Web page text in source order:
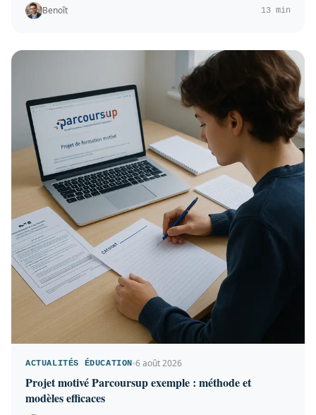
Benoît 13 min
ACTUALITÉS ÉDUCATION 6 août 2026
Projet motivé Parcoursup exemple : méthode et
modèles efficaces